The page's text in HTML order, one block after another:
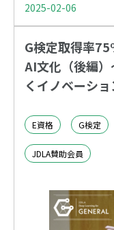
2025-02-06
G検定取得率
AI文化（後編
くイノベーシ
E資格 G検定
JDLA賛助会員